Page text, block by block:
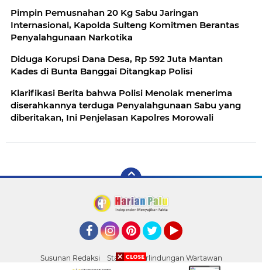
Pimpin Pemusnahan 20 Kg Sabu Jaringan
Internasional, Kapolda Sulteng Komitmen Berantas
Penyalahgunaan Narkotika
Diduga Korupsi Dana Desa, Rp 592 Juta Mantan
Kades di Bunta Banggai Ditangkap Polisi
Klarifikasi Berita bahwa Polisi Menolak menerima
diserahkannya terduga Penyalahgunaan Sabu yang
diberitakan, Ini Penjelasan Kapolres Morowali
Susunan Redaksi
Standar Perlindungan Wartawan